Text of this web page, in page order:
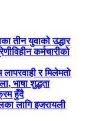
तीन युवाको उद्धार
कर्मचारीको
र मिलेमतो
भाषा शुद्धता
हुँदै
लागि इजरायली